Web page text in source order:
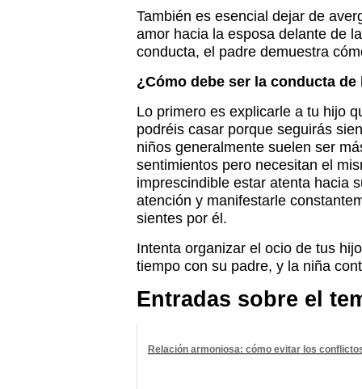
También es esencial dejar de
amor hacia la esposa delante de
conducta, el padre demuestra
¿Cómo debe ser la conducta
Lo primero es explicarle a tu hijo
podréis casar porque seguirás
niños generalmente suelen ser
sentimientos pero necesitan el
imprescindible estar atenta hacia
atención y manifestarle
sientes por él.
Intenta organizar el ocio de tus
tiempo con su padre, y la niña
Entradas sobre el
Relación armoniosa: cómo evitar los